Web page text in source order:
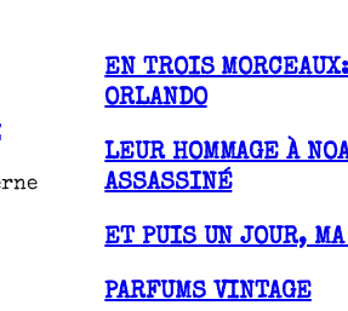
EN TROIS
ORLANDO
LEUR HOMMAGE À
ASSASSINÉ
ET PUIS UN JOUR,
PARFUMS VINTAGE